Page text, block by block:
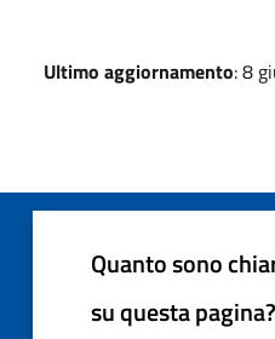
Ultimo aggiornamento: 8
Quanto sono
su questa pagina?